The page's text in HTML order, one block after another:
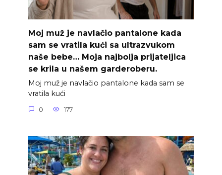
Moj muž je navlačio pantalone kada
sam se vratila kući sa ultrazvukom
naše bebe… Moja najbolja prijateljica
se krila u našem garderoberu.
Moj muž je navlačio pantalone kada sam se
vratila kući
0 177